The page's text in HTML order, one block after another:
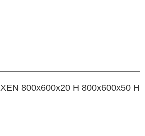
800x600x20 H 800x600x50 H